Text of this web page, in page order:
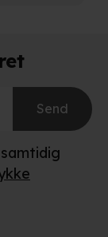
Send